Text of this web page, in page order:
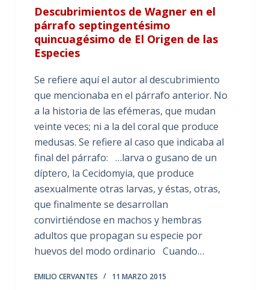
Descubrimientos de Wagner en el
párrafo septingentésimo
quincuagésimo de El Origen de las
Especies
Se refiere aquí el autor al descubrimiento
que mencionaba en el párrafo anterior. No
a la historia de las efémeras, que mudan
veinte veces; ni a la del coral que produce
medusas. Se refiere al caso que indicaba al
final del párrafo: …larva o gusano de un
díptero, la Cecidomyia, que produce
asexualmente otras larvas, y éstas, otras,
que finalmente se desarrollan
convirtiéndose en machos y hembras
adultos que propagan su especie por
huevos del modo ordinario Cuando…
EMILIO CERVANTES 11 MARZO 2015